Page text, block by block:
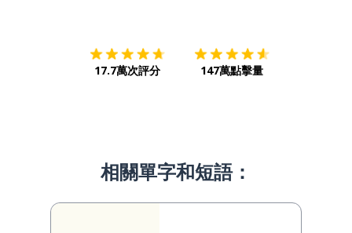
17.7萬次評分 147萬點擊量
相關單字和短語：